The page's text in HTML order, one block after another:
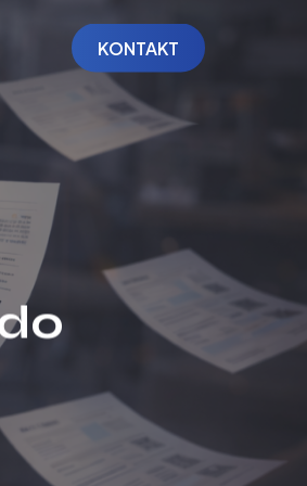
KONTAKT